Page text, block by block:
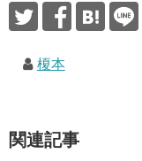
榎本
関連記事